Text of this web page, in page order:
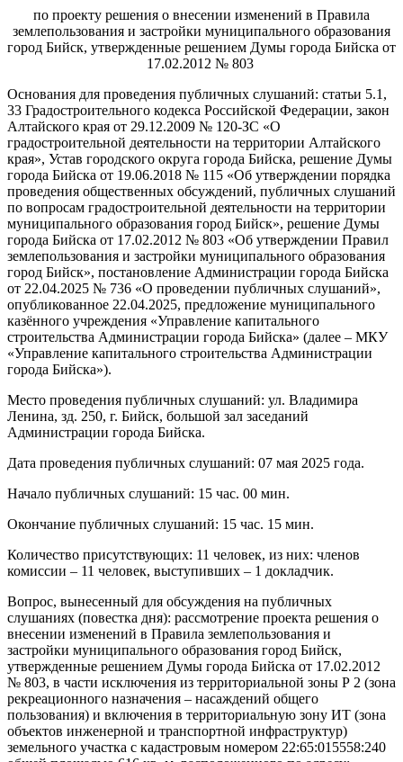
по проекту решения о внесении изменений в Правила
землепользования и застройки муниципального образования
город Бийск, утвержденные решением Думы города Бийска от
17.02.2012 № 803
Основания для проведения публичных слушаний: статьи 5.1,
33 Градостроительного кодекса Российской Федерации, закон
Алтайского края от 29.12.2009 № 120-ЗС «О
градостроительной деятельности на территории Алтайского
края», Устав городского округа города Бийска, решение Думы
города Бийска от 19.06.2018 № 115 «Об утверждении порядка
проведения общественных обсуждений, публичных слушаний
по вопросам градостроительной деятельности на территории
муниципального образования город Бийск», решение Думы
города Бийска от 17.02.2012 № 803 «Об утверждении Правил
землепользования и застройки муниципального образования
город Бийск», постановление Администрации города Бийска
от 22.04.2025 № 736 «О проведении публичных слушаний»,
опубликованное 22.04.2025, предложение муниципального
казённого учреждения «Управление капитального
строительства Администрации города Бийска» (далее – МКУ
«Управление капитального строительства Администрации
города Бийска»).
Место проведения публичных слушаний: ул. Владимира
Ленина, зд. 250, г. Бийск, большой зал заседаний
Администрации города Бийска.
Дата проведения публичных слушаний: 07 мая 2025 года.
Начало публичных слушаний: 15 час. 00 мин.
Окончание публичных слушаний: 15 час. 15 мин.
Количество присутствующих: 11 человек, из них: членов
комиссии – 11 человек, выступивших – 1 докладчик.
Вопрос, вынесенный для обсуждения на публичных
слушаниях (повестка дня): рассмотрение проекта решения о
внесении изменений в Правила землепользования и
застройки муниципального образования город Бийск,
утвержденные решением Думы города Бийска от 17.02.2012
№ 803, в части исключения из территориальной зоны Р 2 (зона
рекреационного назначения – насаждений общего
пользования) и включения в территориальную зону ИТ (зона
объектов инженерной и транспортной инфраструктур)
земельного участка с кадастровым номером 22:65:015558:240